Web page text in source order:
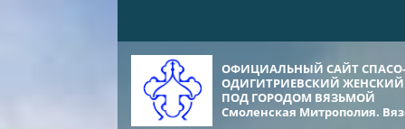
ОФИЦИАЛЬНЫЙ САЙТ
ОДИГИТРИЕВСКИЙ
ПОД ГОРОДОМ ВЯЗЬМОЙ
Смоленская Митрополия.